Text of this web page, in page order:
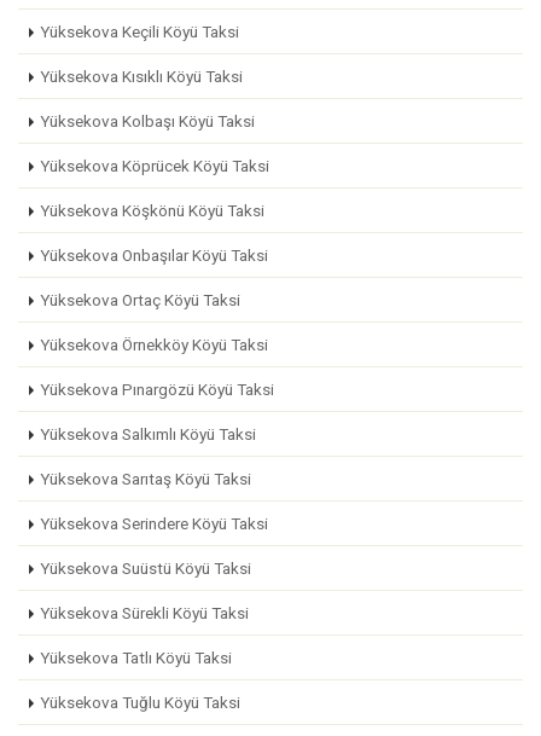
Yüksekova Keçili Köyü Taksi
Yüksekova Kısıklı Köyü Taksi
Yüksekova Kolbaşı Köyü Taksi
Yüksekova Köprücek Köyü Taksi
Yüksekova Köşkönü Köyü Taksi
Yüksekova Onbaşılar Köyü Taksi
Yüksekova Ortaç Köyü Taksi
Yüksekova Örnekköy Köyü Taksi
Yüksekova Pınargözü Köyü Taksi
Yüksekova Salkımlı Köyü Taksi
Yüksekova Sarıtaş Köyü Taksi
Yüksekova Serindere Köyü Taksi
Yüksekova Suüstü Köyü Taksi
Yüksekova Sürekli Köyü Taksi
Yüksekova Tatlı Köyü Taksi
Yüksekova Tuğlu Köyü Taksi